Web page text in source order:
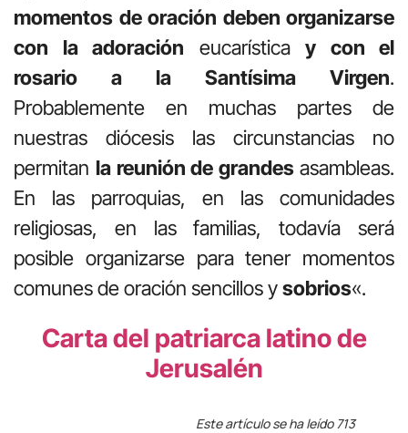
momentos de oración deben organizarse
con la adoración eucarística y con el
rosario a la Santísima Virgen.
Probablemente en muchas partes de
nuestras diócesis las circunstancias no
permitan la reunión de grandesasambleas.
En las parroquias, en las comunidades
religiosas, en las familias, todavía será
posible organizarse para tener momentos
comunes de oración sencillos ysobrios«.
Carta del patriarca latino de
Jerusalén
Este artículo se ha leído 713